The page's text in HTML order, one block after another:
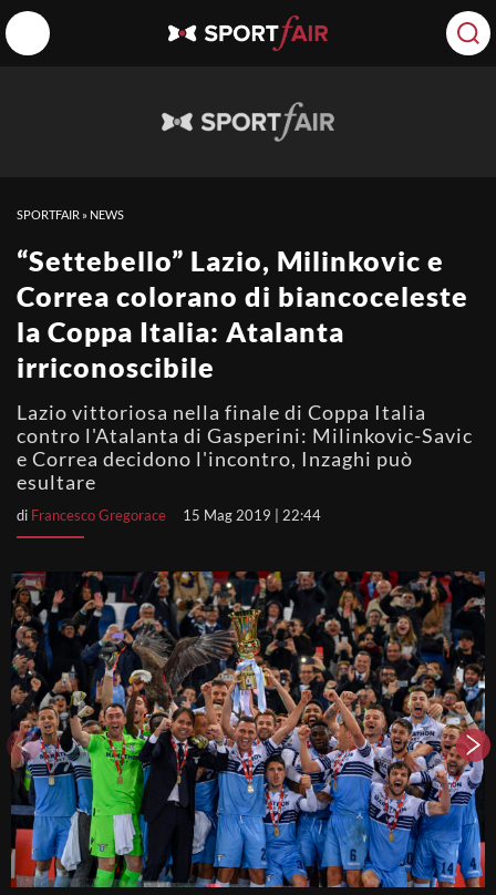
SPORTFAIR » NEWS
“Settebello” Lazio, Milinkovic e
Correa colorano di biancoceleste
la Coppa Italia: Atalanta
irriconoscibile
Lazio vittoriosa nella finale di Coppa Italia
contro l'Atalanta di Gasperini: Milinkovic-Savic
e Correa decidono l'incontro, Inzaghi può
esultare
di Francesco Gregorace 15 Mag 2019 | 22:44